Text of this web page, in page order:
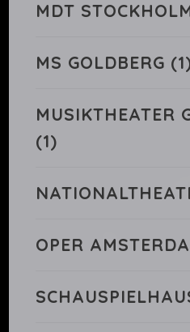
MDT
MS GOLDBERG
MUSIKTHEATER
(1)
OPER